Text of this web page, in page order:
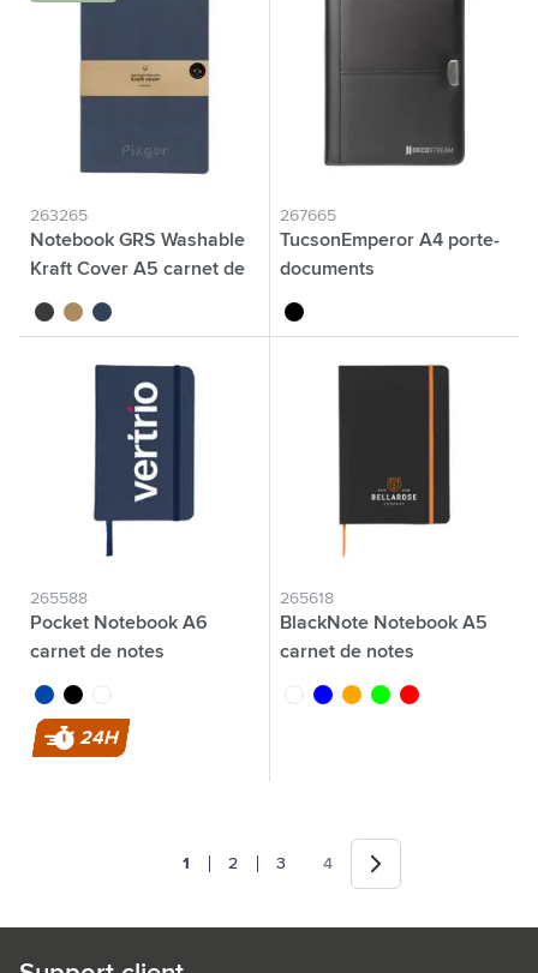
263265
Notebook GRS Washable
Kraft Cover A5 carnet de
noir naturel
bleu
267665
TucsonEmperor A4 porte-
documents
noir
265588
Pocket Notebook A6
carnet de notes
bleu cobalt
noir blanc
24H
265618
BlackNote Notebook A5
carnet de notes
blancbleu orange
lime rouge
Vous lisez actuellement la page
1 Page
2 Page
3 Page
4 Suivant